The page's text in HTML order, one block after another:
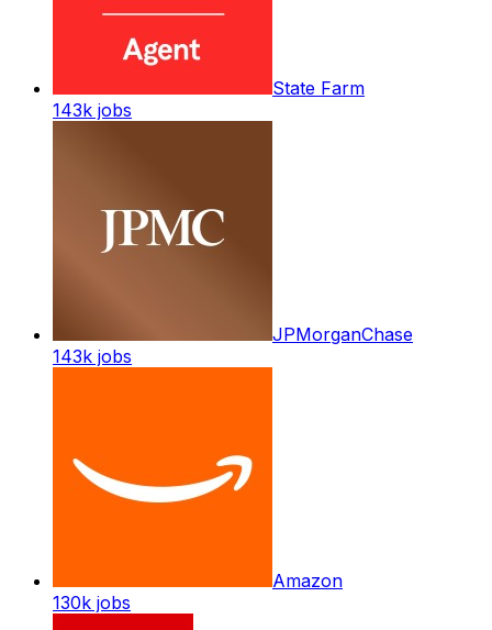
State Farm
143k jobs
JPMorganChase
143k jobs
Amazon
130k jobs